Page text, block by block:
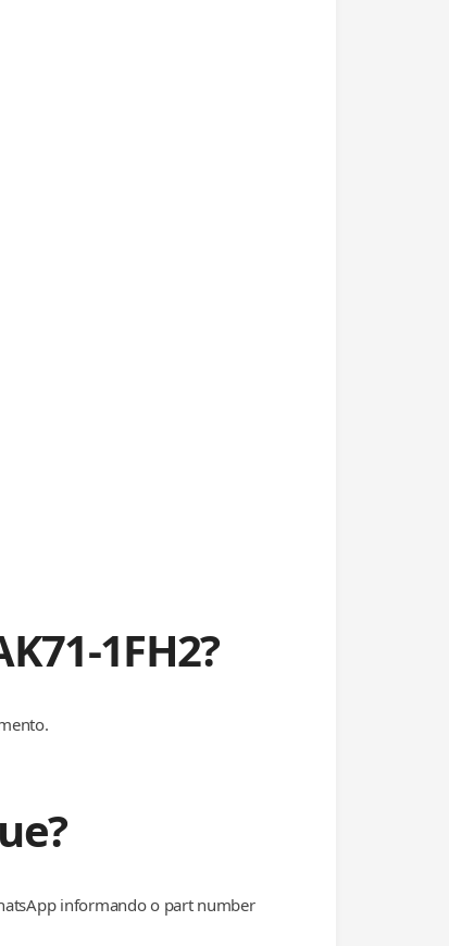
1FH2?
informando o part number